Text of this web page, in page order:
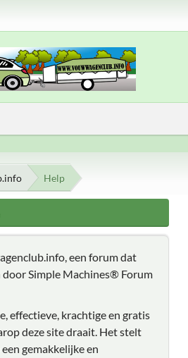
Help
een forum dat
Simple Machines® Forum
effectieve, krachtige en gratis
deze site draait. Het stelt
gemakkelijke en